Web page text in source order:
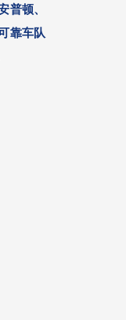
顿、
靠车队